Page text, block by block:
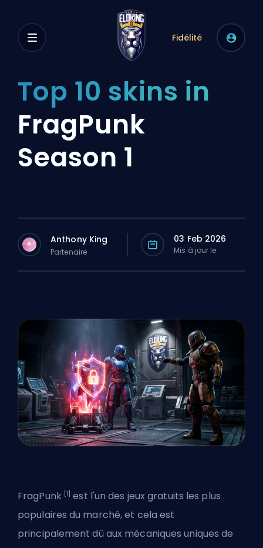
Fidélité
Top 10 skins in
FragPunk
Season 1
A Anthony King
Partenaire
03 Feb 2026
Mis à jour le
FragPunk [1] est l'un des jeux gratuits les plus
populaires du marché, et cela est
principalement dû aux mécaniques uniques de